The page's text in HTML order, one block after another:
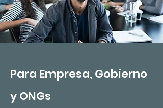
Para Empresa, Gobierno
y ONGs